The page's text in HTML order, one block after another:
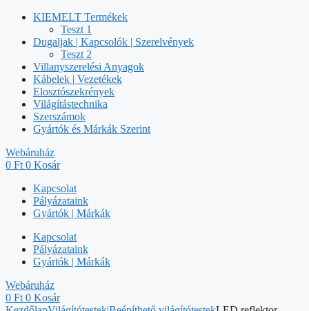
KIEMELT Termékek
Teszt 1
Dugaljak | Kapcsolók | Szerelvények
Teszt 2
Villanyszerelési Anyagok
Kábelek | Vezetékek
Elosztószekrények
Világítástechnika
Szerszámok
Gyártók és Márkák Szerint
Webáruház
0 Ft 0 Kosár
Kapcsolat
Pályázataink
Gyártók | Márkák
Kapcsolat
Pályázataink
Gyártók | Márkák
Webáruház
0 Ft 0 Kosár